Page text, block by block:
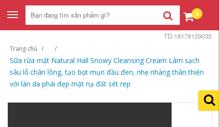
Toggle
navigation
0
Trang chủ
Sữa rửa mặt Natural Hall Snowy Cleansing Cream Làm sạch
sâu lỗ chân lông, tạo bọt mụn đầu đen, nhẹ nhàng thân thiện
với làn da phái đẹp mặt nạ đất sét rep
TD-18178129035